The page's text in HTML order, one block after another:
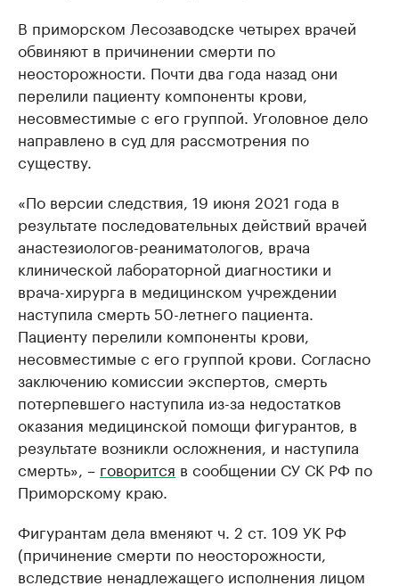
В приморском Лесозаводске четырех врачей
обвиняют в причинении смерти по
неосторожности. Почти два года назад они
перелили пациенту компоненты крови,
несовместимые с его группой. Уголовное дело
направлено в суд для рассмотрения по
существу.
«По версии следствия, 19 июня 2021 года в
результате последовательных действий врачей
анастезиологов-реаниматологов, врача
клинической лабораторной диагностики и
врача-хирурга в медицинском учреждении
наступила смерть 50-летнего пациента.
Пациенту перелили компоненты крови,
несовместимые с его группой крови. Согласно
заключению комиссии экспертов, смерть
потерпевшего наступила из-за недостатков
оказания медицинской помощи фигурантов, в
результате возникли осложнения, и наступила
смерть», – говорится в сообщении СУ СК РФ по
Приморскому краю.
Фигурантам дела вменяют ч. 2 ст. 109 УК РФ
(причинение смерти по неосторожности,
вследствие ненадлежащего исполнения лицом